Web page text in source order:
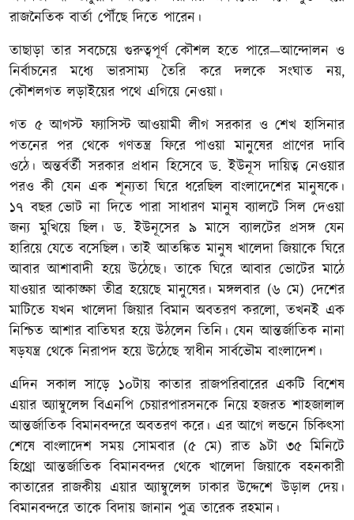
রাজনৈতিক বার্তা পৌঁছে দিতে পারেন।
তাছাড়া তার সবচেয়ে গুরুত্বপূর্ণ কৌশল হতে পারে—আন্দোলন ও
নির্বাচনের মধ্যে ভারসাম্য তৈরি করে দলকে সংঘাত নয়,
কৌশলগত লড়াইয়ের পথে এগিয়ে নেওয়া।
গত ৫ আগস্ট ফ্যাসিস্ট আওয়ামী লীগ সরকার ও শেখ হাসিনার
পতনের পর থেকে গণতন্ত্র ফিরে পাওয়া মানুষের প্রাণের দাবি
ওঠে। অন্তর্বর্তী সরকার প্রধান হিসেবে ড. ইউনূস দায়িত্ব নেওয়ার
পরও কী যেন এক শূন্যতা ঘিরে ধরেছিল বাংলাদেশের মানুষকে।
১৭ বছর ভোট না দিতে পারা সাধারণ মানুষ ব্যালটে সিল দেওয়া
জন্য মুখিয়ে ছিল। ড. ইউনূসের ৯ মাসে ব্যালটের প্রসঙ্গ যেন
হারিয়ে যেতে বসেছিল। তাই আতঙ্কিত মানুষ খালেদা জিয়াকে ঘিরে
আবার আশাবাদী হয়ে উঠেছে। তাকে ঘিরে আবার ভোটের মাঠে
যাওয়ার আকাঙ্ক্ষা তীব্র হয়েছে মানুষের। মঙ্গলবার (৬ মে) দেশের
মাটিতে যখন খালেদা জিয়ার বিমান অবতরণ করলো, তখনই এক
নিশ্চিত আশার বাতিঘর হয়ে উঠলেন তিনি। যেন আন্তর্জাতিক নানা
ষড়যন্ত্র থেকে নিরাপদ হয়ে উঠেছে স্বাধীন সার্বভৌম বাংলাদেশ।
এদিন সকাল সাড়ে ১০টায় কাতার রাজপরিবারের একটি বিশেষ
এয়ার অ্যাম্বুলেন্স বিএনপি চেয়ারপারসনকে নিয়ে হজরত শাহজালাল
আন্তর্জাতিক বিমানবন্দরে অবতরণ করে। এর আগে লন্ডনে চিকিৎসা
শেষে বাংলাদেশ সময় সোমবার (৫ মে) রাত ৯টা ৩৫ মিনিটে
হিথ্রো আন্তর্জাতিক বিমানবন্দর থেকে খালেদা জিয়াকে বহনকারী
কাতারের রাজকীয় এয়ার অ্যাম্বুলেন্স ঢাকার উদ্দেশে উড়াল দেয়।
বিমানবন্দরে তাকে বিদায় জানান পুত্র তারেক রহমান।